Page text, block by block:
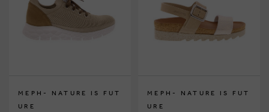
MEPH- NATURE IS FUT
URE
MEPH- NATURE IS FUT
URE